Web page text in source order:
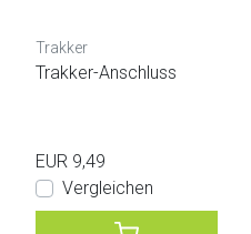
Trakker
Trakker-Anschluss
EUR 9,49
Vergleichen